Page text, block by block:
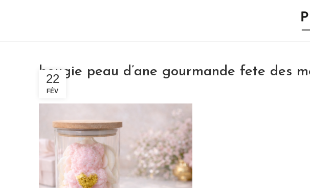
bougie peau d’ane gourmande fete des
22
FÉV